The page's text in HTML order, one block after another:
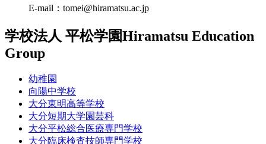
E-mail：tomei@hiramatsu.ac.jp
学校法人 平松学園Hiramatsu Education
Group
幼稚園
向陽中学校
大分東明高等学校
大分短期大学園芸科
大分平松総合医療専門学校
大分臨床検査技師専門学校